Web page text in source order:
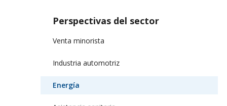
Perspectivas del sector
Venta minorista
Industria automotriz
Energía